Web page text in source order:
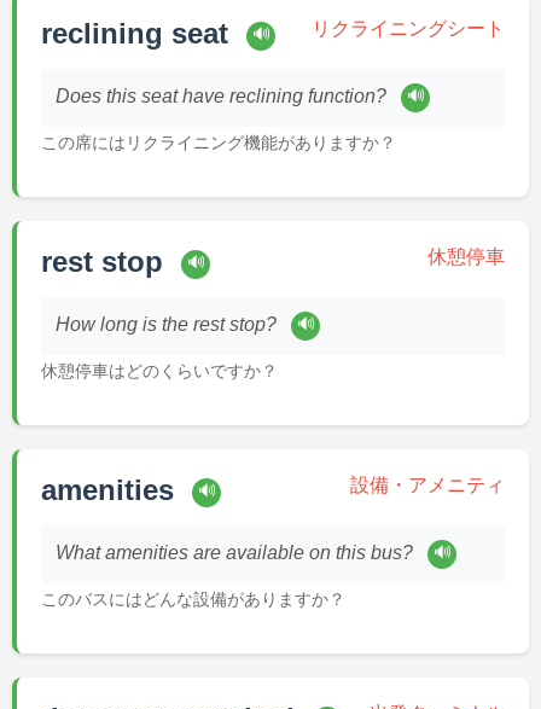
reclining seat 🔊 リクライニングシート
Does this seat have reclining function? 🔊
この席にはリクライニング機能がありますか？
rest stop 🔊 休憩停車
How long is the rest stop? 🔊
休憩停車はどのくらいですか？
amenities 🔊 設備・アメニティ
What amenities are available on this bus? 🔊
このバスにはどんな設備がありますか？